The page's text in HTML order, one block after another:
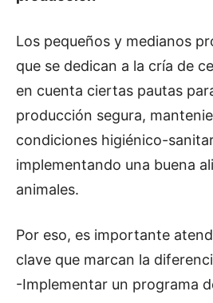
Los pequeños y medianos
que se dedican a la cría de
en cuenta ciertas pautas
producción segura,
condiciones higiénico-
implementando una buena
animales.
Por eso, es importante
clave que marcan la
-Implementar un programa